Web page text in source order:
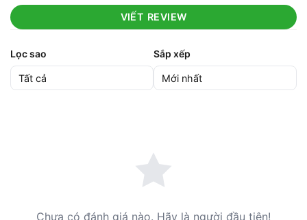
VIẾT REVIEW
Lọc sao Sắp xếp
Chưa có đánh giá nào. Hãy là người đầu tiên!